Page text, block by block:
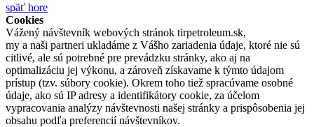
späť hore
Cookies
Vážený návštevník webových stránok tirpetroleum.sk,
my a naši partneri ukladáme z Vášho zariadenia údaje, ktoré nie sú
citlivé, ale sú potrebné pre prevádzku stránky, ako aj na
optimalizáciu jej výkonu, a zároveň získavame k týmto údajom
prístup (tzv. súbory cookie). Okrem toho tiež spracúvame osobné
údaje, ako sú IP adresy a identifikátory cookie, za účelom
vypracovania analýzy návštevnosti našej stránky a prispôsobenia jej
obsahu podľa preferencií návštevníkov.